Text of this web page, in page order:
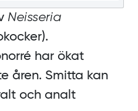
Neisseria
har ökat
åren. Smitta kan
och analt